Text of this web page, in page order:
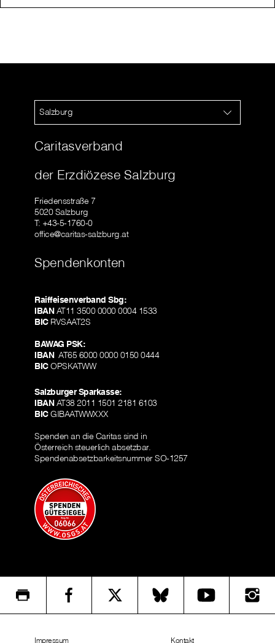
Salzburg
Caritasverband
der Erzdiözese Salzburg
Friedensstraße 7
5020 Salzburg
T: +43-5-1760-0
office@caritas-salzburg.at
Spendenkonten
Raiffeisenverband Sbg:
IBANAT11 3500 0000 0004 1533
BICRVSAAT2S
BAWAG PSK:
IBANAT65 6000 0000 0150 0444
BICOPSKATWW
Salzburger Sparkasse:
IBANAT38 2011 1501 2181 6103
BICGIBAATWWXXX
Spenden an die Caritas sind in
Österreich steuerlich absetzbar.
Spendenabsetzbarkeitsnummer SO-1257
Impressum Kontakt